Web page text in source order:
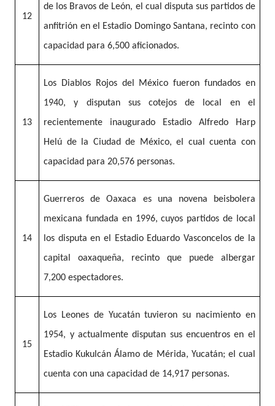
12
de los Bravos de León, el cual disputa sus partidos de
anfitrión en el Estadio Domingo Santana, recinto con
capacidad para 6,500 aficionados.
13
Los Diablos Rojos del México fueron fundados en
1940, y disputan sus cotejos de local en el
recientemente inaugurado Estadio Alfredo Harp
Helú de la Ciudad de México, el cual cuenta con
capacidad para 20,576 personas.
14
Guerreros de Oaxaca es una novena beisbolera
mexicana fundada en 1996, cuyos partidos de local
los disputa en el Estadio Eduardo Vasconcelos de la
capital oaxaqueña, recinto que puede albergar
7,200 espectadores.
15
Los Leones de Yucatán tuvieron su nacimiento en
1954, y actualmente disputan sus encuentros en el
Estadio Kukulcán Álamo de Mérida, Yucatán; el cual
cuenta con una capacidad de 14,917 personas.